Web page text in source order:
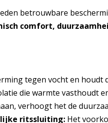
betrouwbare
comfort,
tegen vocht en houdt
die warmte vasthoudt
verhoogt het de
ritssluiting: Het